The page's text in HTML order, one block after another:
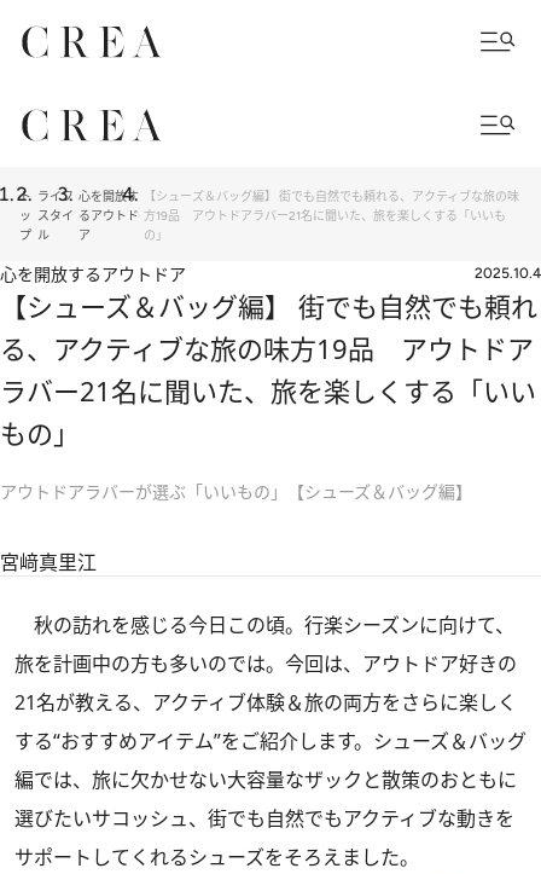
ト
ッ
プ
ライフ
スタイ
ル
心を開放す
るアウトド
ア
【シューズ＆バッグ編】 街でも自然でも頼れる、アクティブな旅の味
方19品 アウトドアラバー21名に聞いた、旅を楽しくする「いいも
の」
心を開放するアウトドア 2025.10.4
【シューズ＆バッグ編】 街でも自然でも頼れ
る、アクティブな旅の味方19品 アウトドア
ラバー21名に聞いた、旅を楽しくする「いい
もの」
アウトドアラバーが選ぶ「いいもの」【シューズ＆バッグ編】
宮﨑真里江
秋の訪れを感じる今日この頃。行楽シーズンに向けて、
旅を計画中の方も多いのでは。今回は、アウトドア好きの
21名が教える、アクティブ体験＆旅の両方をさらに楽しく
する“おすすめアイテム”をご紹介します。シューズ＆バッグ
編では、旅に欠かせない大容量なザックと散策のおともに
選びたいサコッシュ、街でも自然でもアクティブな動きを
サポートしてくれるシューズをそろえました。